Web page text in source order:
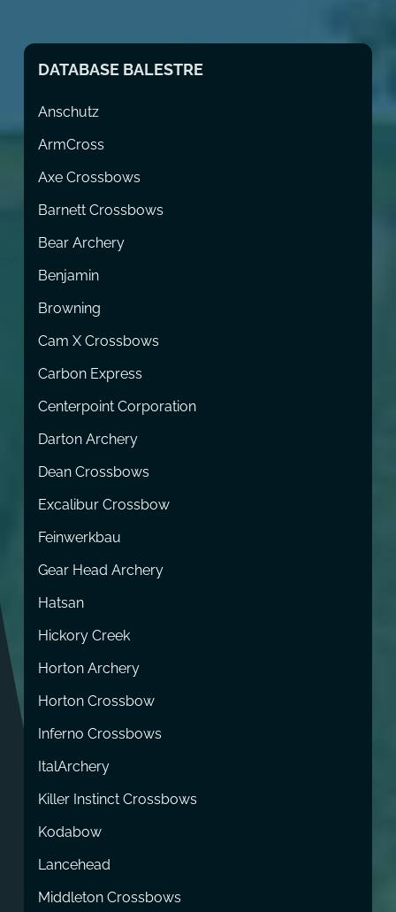
DATABASE BALESTRE
Anschutz
ArmCross
Axe Crossbows
Barnett Crossbows
Bear Archery
Benjamin
Browning
Cam X Crossbows
Carbon Express
Centerpoint Corporation
Darton Archery
Dean Crossbows
Excalibur Crossbow
Feinwerkbau
Gear Head Archery
Hatsan
Hickory Creek
Horton Archery
Horton Crossbow
Inferno Crossbows
ItalArchery
Killer Instinct Crossbows
Kodabow
Lancehead
Middleton Crossbows